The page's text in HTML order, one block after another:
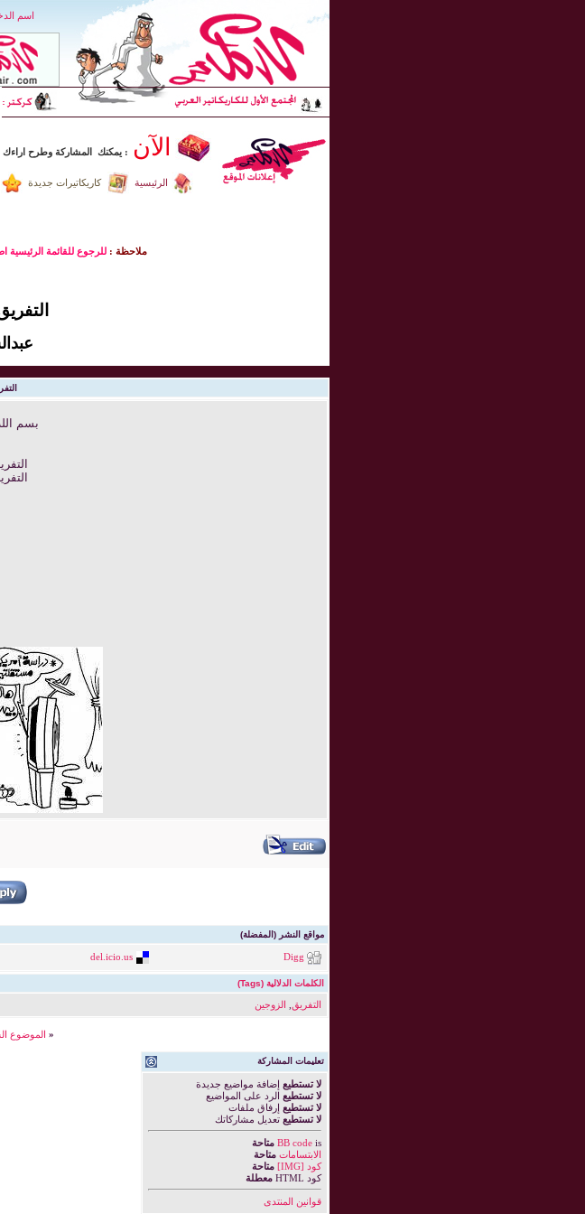
اسم
الآن : يمكنك المشاركة وطرح اراءك
كاريكاتيرات جديدة الرئيسية
ملاحظة : للرجوع للقائمة
بسم
مواقع النشر (المفضلة)
Digg
del.icio.us
الكلمات الدلالية (Tags)
التفريق الزوجين
« الموضوع
تعليمات المشاركة
لا تستطيع إضافة مواضيع جديدة
لا تستطيع الرد على المواضيع
لا تستطيع إرفاق ملفات
لا تستطيع تعديل مشاركاتك
BB codeis
متاحة
الابتسامات متاحة
كود [IMG]
متاحة
كود HTML
معطلة
قوانين المنتدى